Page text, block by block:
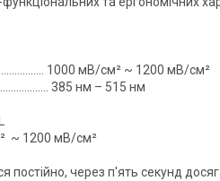
1000 мВ/см² ~ 1200 мВ/см²
385 нм – 515 нм
~ 1200 мВ/см²
постійно, через п'ять секунд